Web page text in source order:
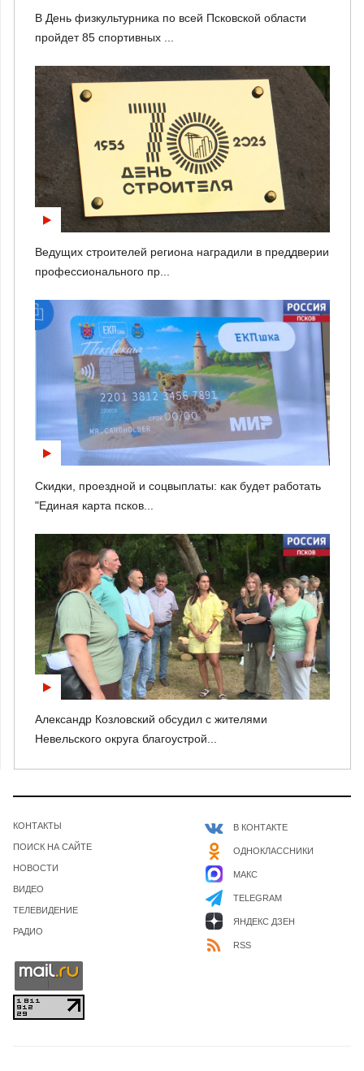
В День физкультурника по всей Псковской области
пройдет 85 спортивных ...
Ведущих строителей региона наградили в преддверии
профессионального пр...
Скидки, проездной и соцвыплаты: как будет работать
"Единая карта псков...
Александр Козловский обсудил с жителями
Невельского округа благоустрой...
КОНТАКТЫ
ПОИСК НА САЙТЕ
НОВОСТИ
ВИДЕО
ТЕЛЕВИДЕНИЕ
РАДИО
В КОНТАКТЕ
ОДНОКЛАССНИКИ
МАКС
TELEGRAM
ЯНДЕКС ДЗЕН
RSS